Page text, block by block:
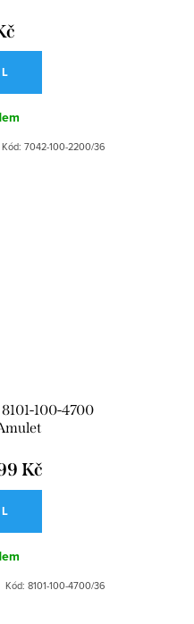
Kód: 7042-100-2200/36
100-4700
Kč
Kód: 8101-100-4700/36